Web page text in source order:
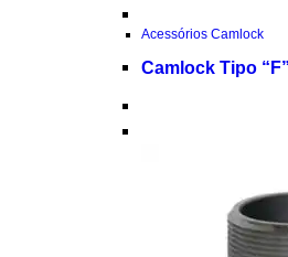
Acessórios Camlock
Camlock Tipo